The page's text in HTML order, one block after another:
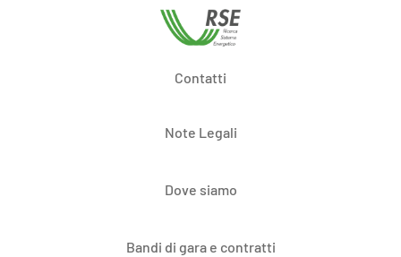
Contatti
Note Legali
Dove siamo
Bandi di gara e contratti